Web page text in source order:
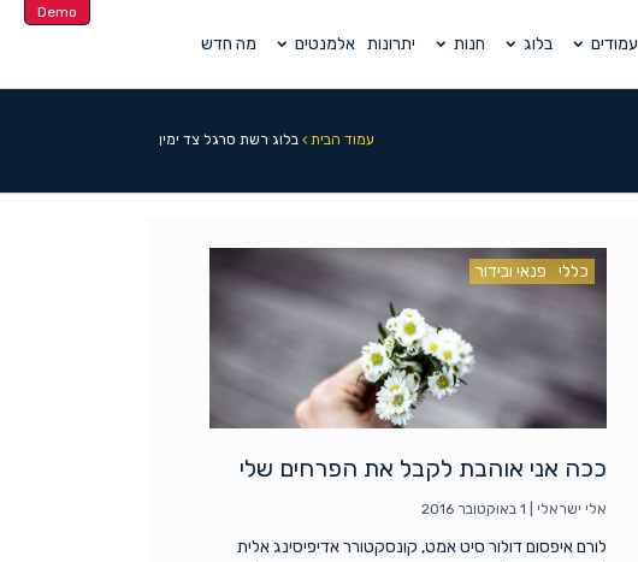
Demo
עמודים בלוג חנות יתרונות אלמנטים מה חדש
עמוד הבית בלוג רשת סרגל צד ימין
כללי פנאי ובידור
ככה אני אוהבת לקבל את הפרחים שלי
אלי ישראלי 1 באוקטובר 2016
לורם איפסום דולור סיט אמט, קונסקטורר אדיפיסינג אלית